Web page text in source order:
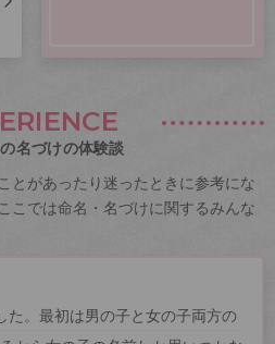
名づけの体験談
とがあったり迷ったときに参考にな
こでは命名・名づけに関するみんな
た。最初は男の子と女の子両方の